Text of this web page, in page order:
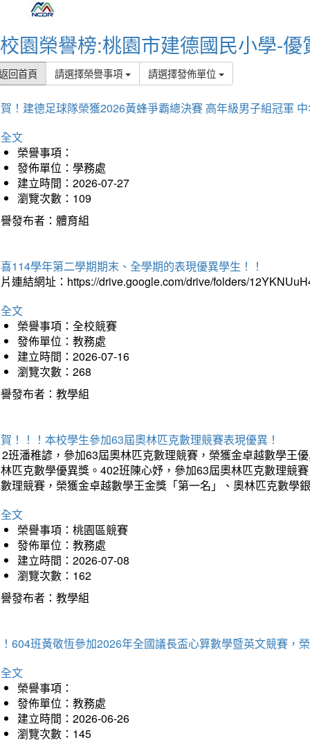
校園榮譽榜:桃園市建德國民小學-優
回首頁 請選擇榮譽事項 請選擇發佈單位
！建德足球隊榮獲2026黃蜂爭霸總決賽 高年級男子組冠軍
文
榮譽事項：
發佈單位：學務處
建立時間：2026-07-27
瀏覽次數：109
發布者：體育組
114學年第二學期期末、全學期的表現優異學生！！
連結網址：https://drive.google.com/drive/folders/
文
榮譽事項：全校競賽
發佈單位：教務處
建立時間：2026-07-16
瀏覽次數：268
發布者：教學組
！！！本校學生參加63屆奧林匹克數理競賽表現優異！
班潘稚諺，參加63屆奧林匹克數理競賽，榮獲金卓越數學王
匹克數學優異獎。402班陳心妤，參加63屆奧林匹克數理競
理競賽，榮獲金卓越數學王金獎「第一名」、奧林匹克數學
文
榮譽事項：桃園區競賽
發佈單位：教務處
建立時間：2026-07-08
瀏覽次數：162
發布者：教學組
604班黃敬恆參加2026年全國議長盃心算數學暨英文競賽，
文
榮譽事項：
發佈單位：教務處
建立時間：2026-06-26
瀏覽次數：145